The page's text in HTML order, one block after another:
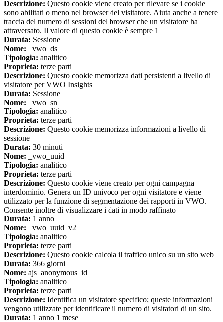
Descrizione: Questo cookie viene creato per rilevare se i cookie
sono abilitati o meno nel browser del visitatore. Aiuta anche a tenere
traccia del numero di sessioni del browser che un visitatore ha
attraversato. Il valore di questo cookie è sempre 1
Durata: Sessione
Nome: _vwo_ds
Tipologia: analitico
Proprieta: terze parti
Descrizione: Questo cookie memorizza dati persistenti a livello di
visitatore per VWO Insights
Durata: Sessione
Nome: _vwo_sn
Tipologia: analitico
Proprieta: terze parti
Descrizione: Questo cookie memorizza informazioni a livello di
sessione
Durata: 30 minuti
Nome: _vwo_uuid
Tipologia: analitico
Proprieta: terze parti
Descrizione: Questo cookie viene creato per ogni campagna
interdominio. Genera un ID univoco per ogni visitatore e viene
utilizzato per la funzione di segmentazione dei rapporti in VWO.
Consente inoltre di visualizzare i dati in modo raffinato
Durata: 1 anno
Nome: _vwo_uuid_v2
Tipologia: analitico
Proprieta: terze parti
Descrizione: Questo cookie calcola il traffico unico su un sito web
Durata: 366 giorni
Nome: ajs_anonymous_id
Tipologia: analitico
Proprieta: terze parti
Descrizione: Identifica un visitatore specifico; queste informazioni
vengono utilizzate per identificare il numero di visitatori di un sito.
Durata: 1 anno 1 mese